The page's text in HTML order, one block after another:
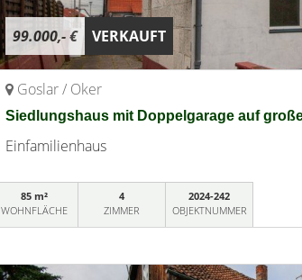
99.000,- € VERKAUFT
Goslar / Oker
Siedlungshaus mit Doppelgarage auf
Einfamilienhaus
85 m²
WOHNFLÄCHE
4
ZIMMER
2024-242
OBJEKTNUMMER